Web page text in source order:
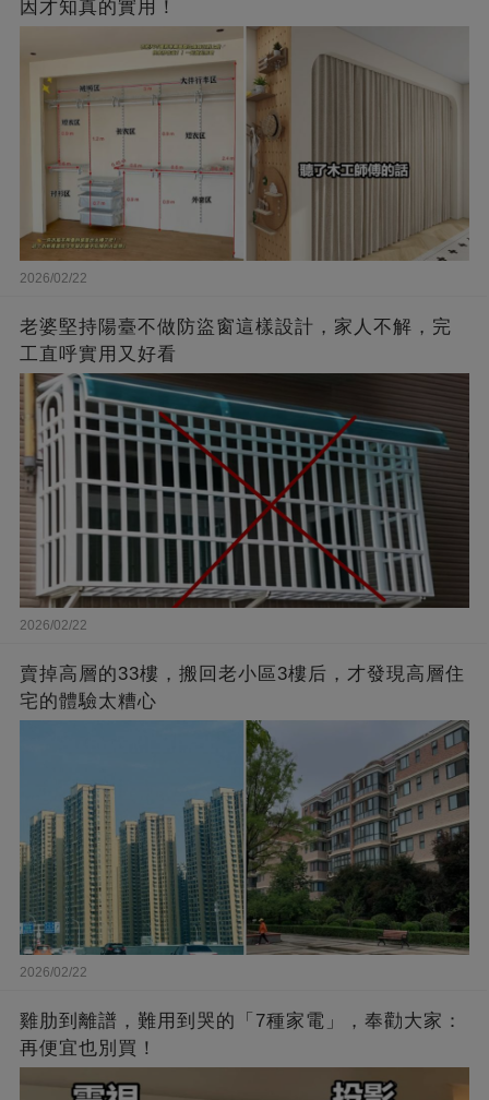
因才知真的實用！
2026/02/22
老婆堅持陽臺不做防盜窗這樣設計，家人不解，完
工直呼實用又好看
2026/02/22
賣掉高層的33樓，搬回老小區3樓后，才發現高層住
宅的體驗太糟心
2026/02/22
雞肋到離譜，難用到哭的「7種家電」，奉勸大家：
再便宜也別買！